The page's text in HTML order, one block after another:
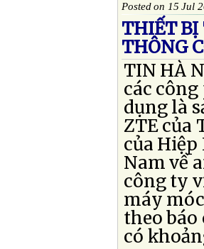
Posted on 15 Jul
THIẾT BỊ
THÔNG
TIN HÀ
các
dụng là
ZTE của
của Hiệp
Nam về
công ty
máy
theo báo
có